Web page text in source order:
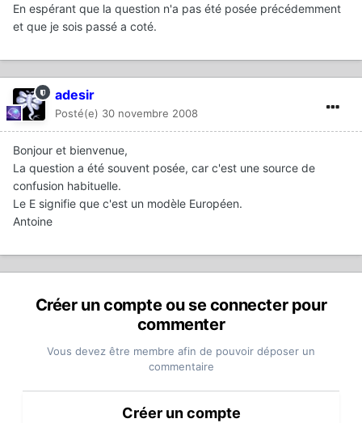
En espérant que la question n'a pas été posée précédemment
et que je sois passé a coté.
adesir
Posté(e) 30 novembre 2008
Bonjour et bienvenue,
La question a été souvent posée, car c'est une source de
confusion habituelle.
Le E signifie que c'est un modèle Européen.
Antoine
Créer un compte ou se connecter pour
commenter
Vous devez être membre afin de pouvoir déposer un
commentaire
Créer un compte